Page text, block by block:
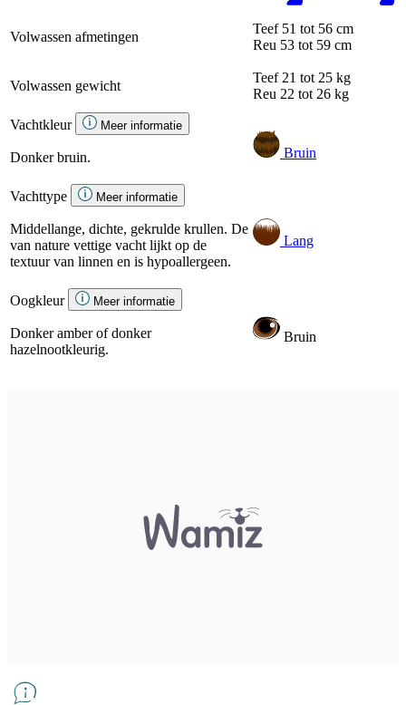
Volwassen afmetingen
Teef 51 tot 56 cm
Reu 53 tot 59 cm
Volwassen gewicht
Teef 21 tot 25 kg
Reu 22 tot 26 kg
Vachtkleur
Meer informatie
Donker bruin. Bruin
Vachttype Meer informatie
Middellange, dichte, gekrulde krullen. De
van nature vettige vacht lijkt op de
textuur van linnen en is hypoallergeen.
Lang
Oogkleur Meer informatie
Donker amber of donker
hazelnootkleurig.
Bruin